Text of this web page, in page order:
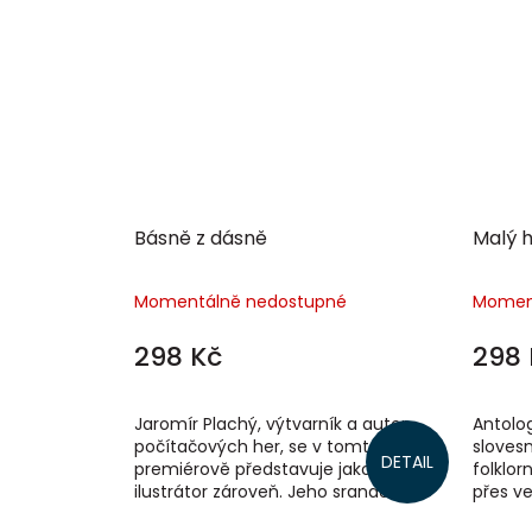
Básně z dásně
Momentálně nedostupné
298 Kč
DETAIL
Jaromír Plachý, výtvarník a autor
počítačových her, se v tomto svazku
premiérově představuje jako básník i
ilustrátor zároveň. Jeho srandovně
Malý
298
přes